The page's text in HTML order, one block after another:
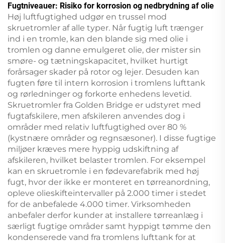
Fugtniveauer: Risiko for korrosion og nedbrydning af olie
Høj luftfugtighed udgør en trussel mod
skruetromler af alle typer. Når fugtig luft trænger
ind i en tromle, kan den blande sig med olie i
tromlen og danne emulgeret olie, der mister sin
smøre- og tætningskapacitet, hvilket hurtigt
forårsager skader på rotor og lejer. Desuden kan
fugten føre til intern korrosion i tromlens lufttank
og rørledninger og forkorte enhedens levetid.
Skruetromler fra Golden Bridge er udstyret med
fugtafskilere, men afskileren anvendes dog i
områder med relativ luftfugtighed over 80 %
(kystnære områder og regnsæsoner). I disse fugtige
miljøer kræves mere hyppig udskiftning af
afskileren, hvilket belaster tromlen. For eksempel
kan en skruetromle i en fødevarefabrik med høj
fugt, hvor der ikke er monteret en tørreanordning,
opleve olieskifteintervaller på 2.000 timer i stedet
for de anbefalede 4.000 timer. Virksomheden
anbefaler derfor kunder at installere tørreanlæg i
særligt fugtige områder samt hyppigt tømme den
kondenserede vand fra tromlens lufttank for at